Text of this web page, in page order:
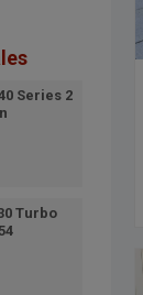
Series 2
Turbo